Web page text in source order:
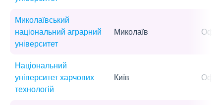
Миколаївський
національний аграрний
університет
Миколаїв
Національний
університет харчових
технологій
Київ